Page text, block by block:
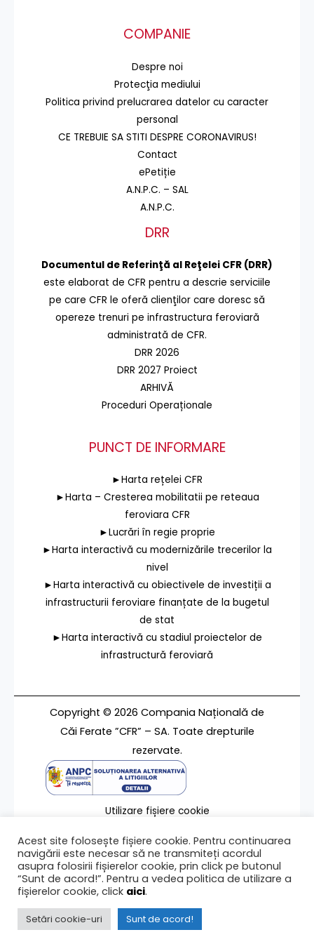
COMPANIE
Despre noi
Protecţia mediului
Politica privind prelucrarea datelor cu caracter
personal
CE TREBUIE SA STITI DESPRE CORONAVIRUS!
Contact
ePetiție
A.N.P.C. – SAL
A.N.P.C.
DRR
Documentul de Referinţă al Reţelei CFR (DRR)
este elaborat de CFR pentru a descrie serviciile
pe care CFR le oferă clienţilor care doresc să
opereze trenuri pe infrastructura feroviară
administrată de CFR.
DRR 2026
DRR 2027 Proiect
ARHIVĂ
Proceduri Operaționale
PUNCT DE INFORMARE
►Harta rețelei CFR
►Harta – Cresterea mobilitatii pe reteaua
feroviara CFR
►Lucrări în regie proprie
►Harta interactivă cu modernizările trecerilor la
nivel
►Harta interactivă cu obiectivele de investiții a
infrastructurii feroviare finanțate de la bugetul
de stat
►Harta interactivă cu stadiul proiectelor de
infrastructură feroviară
Copyright © 2026 Compania Națională de
Căi Ferate ”CFR” – SA. Toate drepturile
rezervate.
Utilizare fișiere cookie
Contact
Ultima modificare a paginii 10/05/2022
Acest site folosește fișiere cookie. Pentru continuarea
navigării este necesar să ne transmiteți acordul
asupra folosirii fișierelor cookie, prin click pe butonul
“Sunt de acord!”. Pentru a vedea politica de utilizare a
fișierelor cookie, click aici.
Setări cookie-uri Sunt de acord!